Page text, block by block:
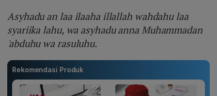
Asyhadu an laa ilaaha illallah wahdahu laa
syariika lahu, wa asyhadu anna Muhammadan
'abduhu wa rasuluhu.
Rekomendasi Produk